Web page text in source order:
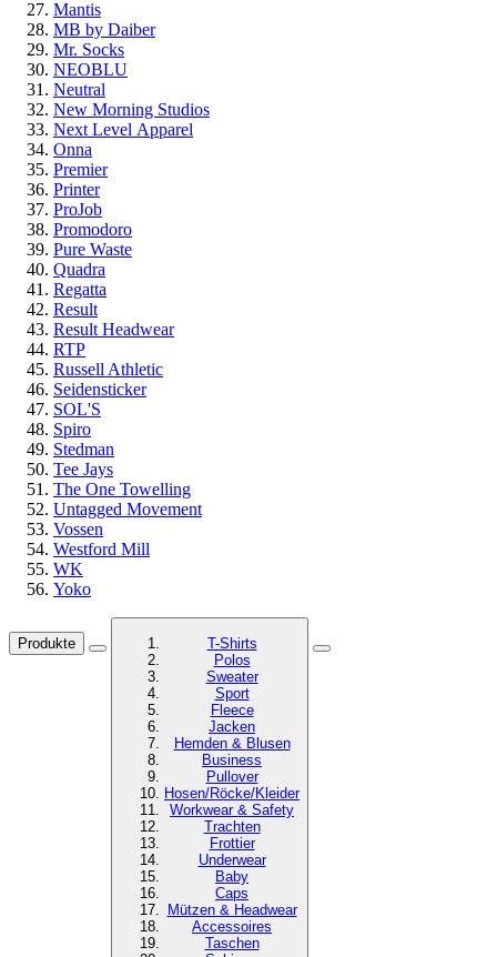
Mantis
MB by Daiber
Mr. Socks
NEOBLU
Neutral
New Morning Studios
Next Level Apparel
Onna
Premier
Printer
ProJob
Promodoro
Pure Waste
Quadra
Regatta
Result
Result Headwear
RTP
Russell Athletic
Seidensticker
SOL'S
Spiro
Stedman
Tee Jays
The One Towelling
Untagged Movement
Vossen
Westford Mill
WK
Yoko
Produkte
T-Shirts
Polos
Sweater
Sport
Fleece
Jacken
Hemden & Blusen
Business
Pullover
Hosen/Röcke/Kleider
Workwear & Safety
Trachten
Frottier
Underwear
Baby
Caps
Mützen & Headwear
Accessoires
Taschen